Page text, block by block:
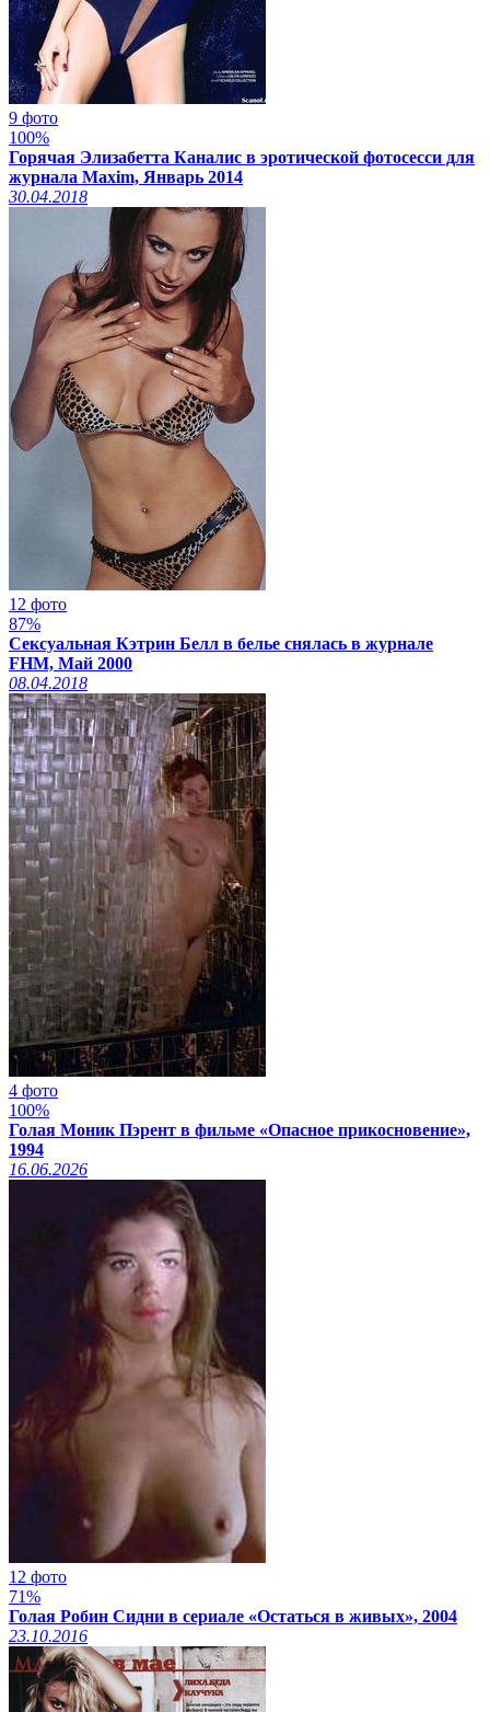
9 фото
100%
Горячая Элизабетта Каналис в эротической фотосесси для
журнала Maxim, Январь 2014
30.04.2018
12 фото
87%
Сексуальная Кэтрин Белл в белье снялась в журнале
FHM, Май 2000
08.04.2018
4 фото
100%
Голая Моник Пэрент в фильме «Опасное прикосновение»,
1994
16.06.2026
12 фото
71%
Голая Робин Сидни в сериале «Остаться в живых», 2004
23.10.2016